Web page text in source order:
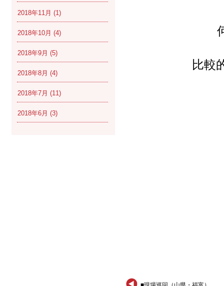
比較
2018年11月 (1)
2018年10月 (4)
2018年9月 (5)
2018年8月 (4)
2018年7月 (11)
2018年6月 (3)